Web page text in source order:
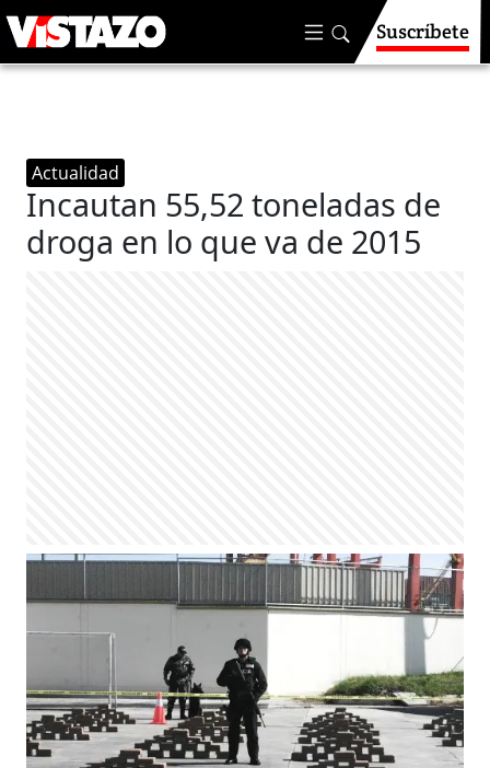
Suscríbete
Actualidad
Incautan 55,52 toneladas de
droga en lo que va de 2015